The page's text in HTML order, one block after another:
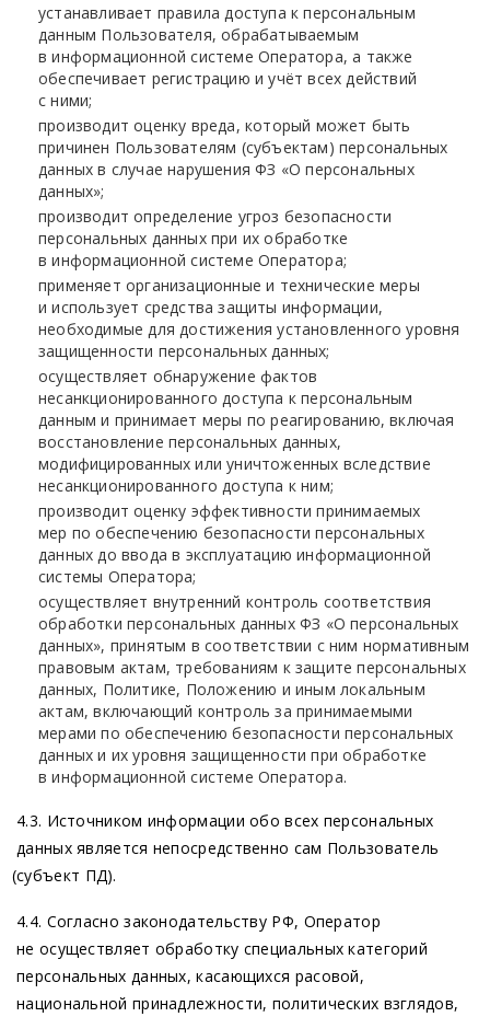
устанавливает правила доступа к персональным
данным Пользователя, обрабатываемым
в информационной системе Оператора, а также
обеспечивает регистрацию и учёт всех действий
с ними;
производит оценку вреда, который может быть
причинен Пользователям (субъектам) персональных
данных в случае нарушения ФЗ «О персональных
данных»;
производит определение угроз безопасности
персональных данных при их обработке
в информационной системе Оператора;
применяет организационные и технические меры
и использует средства защиты информации,
необходимые для достижения установленного уровня
защищенности персональных данных;
осуществляет обнаружение фактов
несанкционированного доступа к персональным
данным и принимает меры по реагированию, включая
восстановление персональных данных,
модифицированных или уничтоженных вследствие
несанкционированного доступа к ним;
производит оценку эффективности принимаемых
мер по обеспечению безопасности персональных
данных до ввода в эксплуатацию информационной
системы Оператора;
осуществляет внутренний контроль соответствия
обработки персональных данных ФЗ «О персональных
данных», принятым в соответствии с ним нормативным
правовым актам, требованиям к защите персональных
данных, Политике, Положению и иным локальным
актам, включающий контроль за принимаемыми
мерами по обеспечению безопасности персональных
данных и их уровня защищенности при обработке
в информационной системе Оператора.
4.3. Источником информации обо всех персональных
данных является непосредственно сам Пользователь
(субъект ПД).
4.4. Согласно законодательству РФ, Оператор
не осуществляет обработку специальных категорий
персональных данных, касающихся расовой,
национальной принадлежности, политических взглядов,